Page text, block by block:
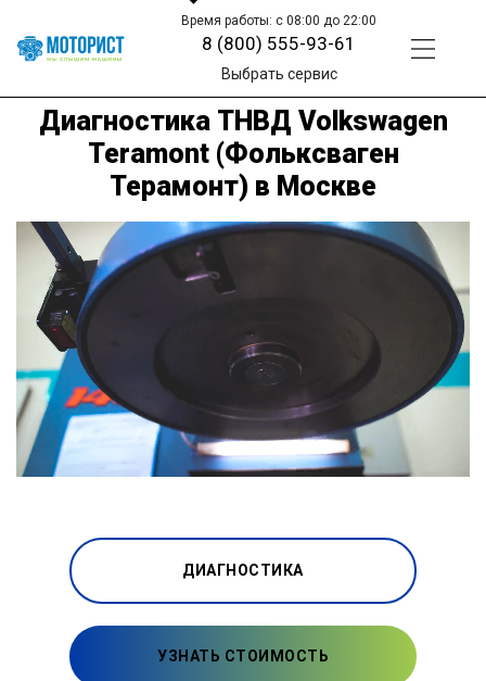
Время работы: с 08:00 до 22:00
8 (800) 555-93-61
Выбрать сервис
Диагностика ТНВД Volkswagen
Teramont (Фольксваген
Терамонт) в Москве
ДИАГНОСТИКА
УЗНАТЬ СТОИМОСТЬ